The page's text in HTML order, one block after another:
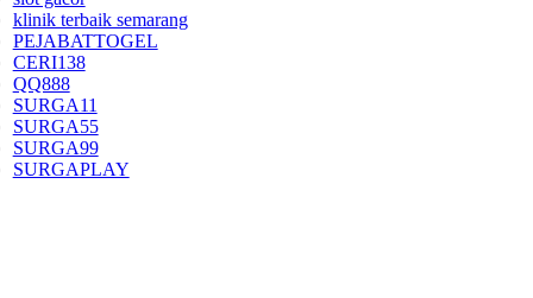
klinik terbaik semarang
PEJABATTOGEL
CERI138
QQ888
SURGA11
SURGA55
SURGA99
SURGAPLAY